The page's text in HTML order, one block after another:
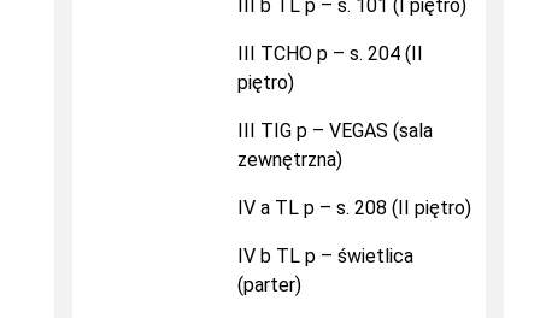
III b TL p – s. 101 (I piętro)
III TCHO p – s. 204 (II
piętro)
III TIG p – VEGAS (sala
zewnętrzna)
IV a TL p – s. 208 (II piętro)
IV b TL p – świetlica
(parter)